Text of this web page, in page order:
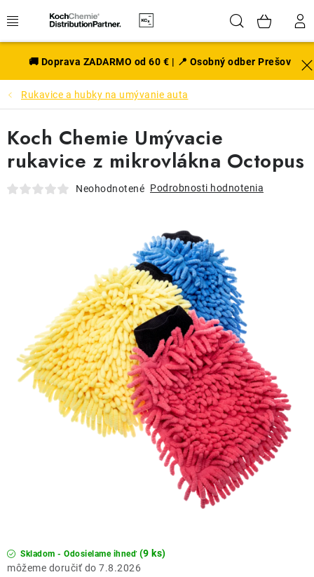
na
Hľadať
EXTERIÉR
DISKY A PNEU
INTERIÉR
PRÍSLUŠENSTVO
NOVINKY V SORTIMENTE
THE FINISHER
DARČEKOVÉ POUKAZY
ČISTENIE A ÚDRŽBA LODÍ
🚚 Doprava ZADARMO od 60 € | 📍 Osobný odber Prešov
Rukavice a hubky na umývanie auta
Skladom - Odosielame ihneď (9 ks)
7.8.2026
Koch Chemie Umývacie
rukavice z mikrovlákna Octopus
Neohodnotené Podrobnosti hodnotenia